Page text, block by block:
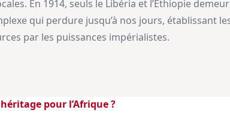
En 1914, seuls le Libéria et l’Éthiopie
qui perdure jusqu’à nos jours, établissant
par les puissances impérialistes.
pour l’Afrique ?